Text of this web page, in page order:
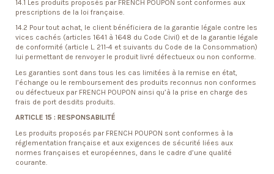
14.1 Les produits proposés par FRENCH POUPON sont conformes aux
prescriptions de la loi française.
14.2 Pour tout achat, le client bénéficiera de la garantie légale contre les
vices cachés (articles 1641 à 1648 du Code Civil) et de la garantie légale
de conformité (article L. 211-4 et suivants du Code de la Consommation)
lui permettant de renvoyer le produit livré défectueux ou non conforme.
Les garanties sont dans tous les cas limitées à la remise en état,
l’échange ou le remboursement des produits reconnus non conformes
ou défectueux par FRENCH POUPON ainsi qu’à la prise en charge des
frais de port desdits produits.
ARTICLE 15 : RESPONSABILITÉ
Les produits proposés par FRENCH POUPON sont conformes à la
réglementation française et aux exigences de sécurité liées aux
normes françaises et européennes, dans le cadre d’une qualité
courante.